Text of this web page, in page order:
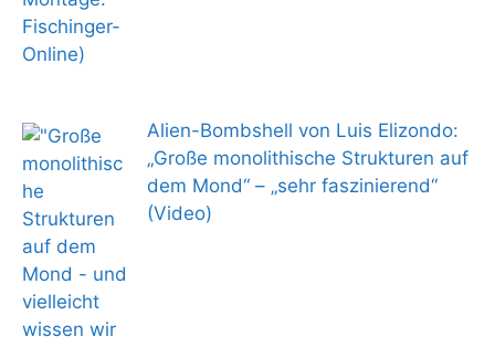
Alien-Bombshell von Luis Elizondo:
„Große monolithische Strukturen auf
dem Mond“ – „sehr faszinierend“
(Video)